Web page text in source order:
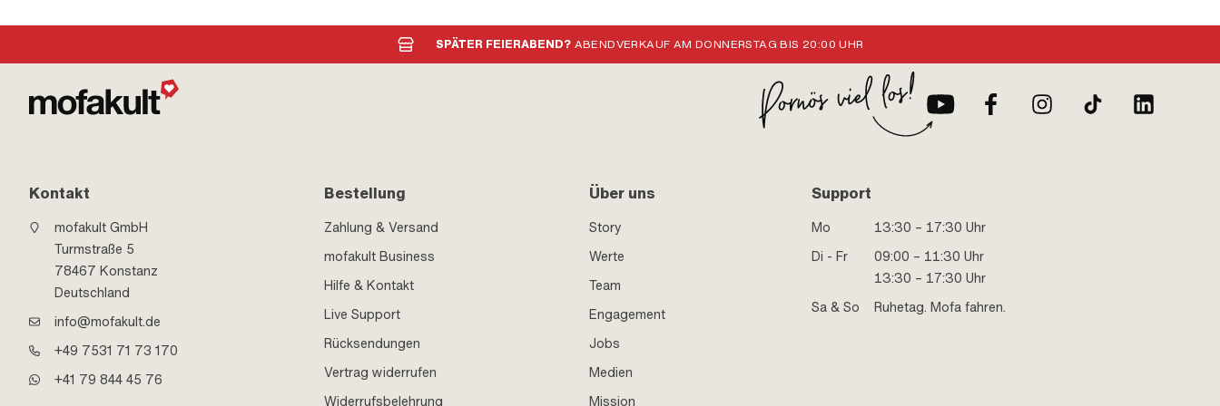
SPÄTER FEIERABEND? ABENDVERKAUF AM DONNERSTAG BIS 20:00 UHR
Kontakt
mofakult GmbH
Turmstraße 5
78467 Konstanz
Deutschland
info@mofakult.de
+49 7531 71 73 170
+41 79 844 45 76
Bestellung
Zahlung & Versand
mofakult Business
Hilfe & Kontakt
Live Support
Rücksendungen
Vertrag widerrufen
Widerrufsbelehrung
Über uns
Story
Werte
Team
Engagement
Jobs
Medien
Mission
Support
Mo
13:30 – 17:30 Uhr
Di - Fr
09:00 – 11:30 Uhr
13:30 – 17:30 Uhr
Sa & So
Ruhetag. Mofa fahren.